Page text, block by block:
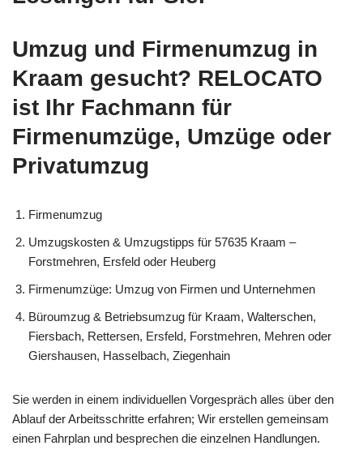
Umzug und Firmenumzug in
Kraam gesucht? RELOCATO
ist Ihr Fachmann für
Firmenumzüge, Umzüge oder
Privatumzug
Firmenumzug
Umzugskosten & Umzugstipps für 57635 Kraam –
Forstmehren, Ersfeld oder Heuberg
Firmenumzüge: Umzug von Firmen und Unternehmen
Büroumzug & Betriebsumzug für Kraam, Walterschen,
Fiersbach, Rettersen, Ersfeld, Forstmehren, Mehren oder
Giershausen, Hasselbach, Ziegenhain
Sie werden in einem individuellen Vorgespräch alles über den
Ablauf der Arbeitsschritte erfahren; Wir erstellen gemeinsam
einen Fahrplan und besprechen die einzelnen Handlungen.